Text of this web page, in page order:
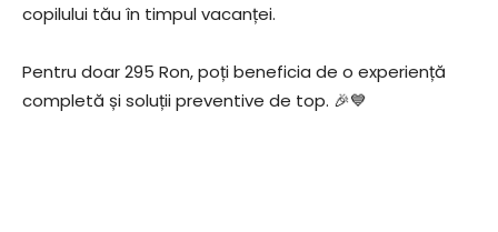
copilului tău în timpul vacanței.
Pentru doar 295 Ron, poți beneficia de o experiență
completă și soluții preventive de top. 🎉💙